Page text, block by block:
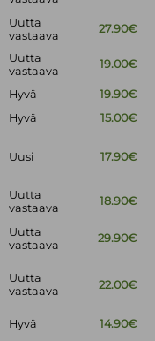
Uutta
vastaava
27.90€
Uutta
vastaava
19.00€
Hyvä
19.90€
Hyvä
15.00€
Uusi 17.90€
Uutta
vastaava
18.90€
Uutta
vastaava
29.90€
Uutta
vastaava
22.00€
Hyvä
14.90€